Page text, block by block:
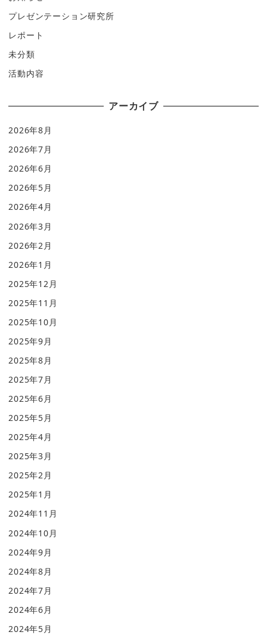
プレゼンテーション研究所
レポート
未分類
活動内容
アーカイブ
2026年8月
2026年7月
2026年6月
2026年5月
2026年4月
2026年3月
2026年2月
2026年1月
2025年12月
2025年11月
2025年10月
2025年9月
2025年8月
2025年7月
2025年6月
2025年5月
2025年4月
2025年3月
2025年2月
2025年1月
2024年11月
2024年10月
2024年9月
2024年8月
2024年7月
2024年6月
2024年5月